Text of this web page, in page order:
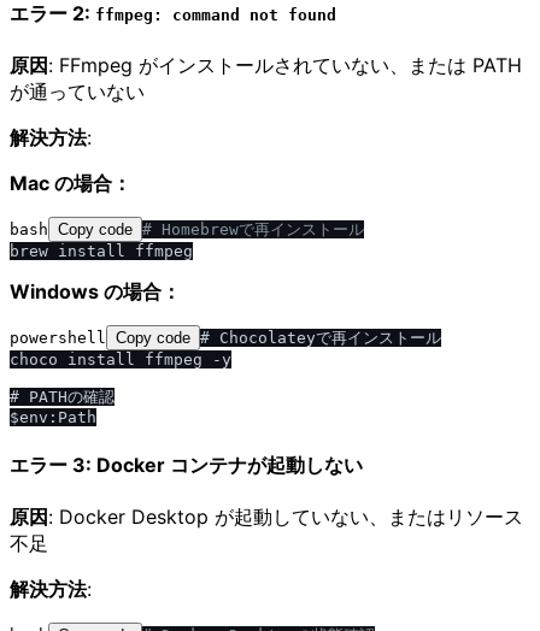
エラー 2: ffmpeg: command not found
原因 : FFmpeg がインストールされていない、または PATH
が通っていない
解決方法:
Mac の場合：
bash Copy code # Homebrewで再インストール
Windows の場合：
powershell Copy code # Chocolateyで再インストール
choco install ffmpeg -y
# PATHの確認
エラー 3: Docker コンテナが起動しない
原因: Docker Desktop が起動していない、またはリソース
不足
解決方法: